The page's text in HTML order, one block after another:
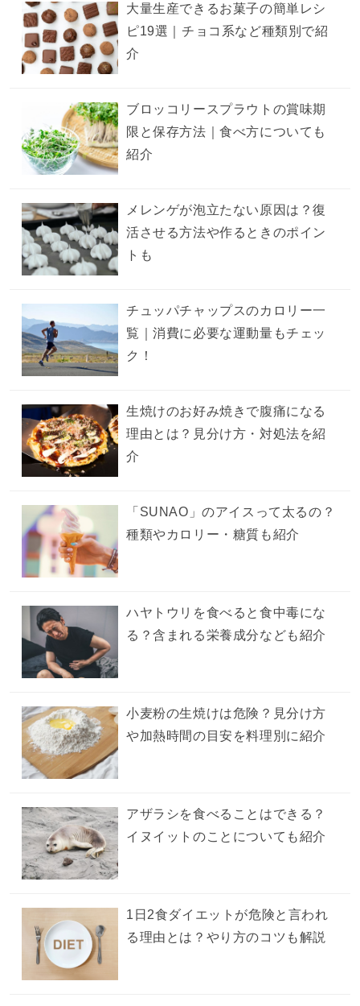
大量生産できるお菓子の簡単レシ
ピ19選｜チョコ系など種類別で紹
介
ブロッコリースプラウトの賞味期
限と保存方法｜食べ方についても
紹介
メレンゲが泡立たない原因は？復
活させる方法や作るときのポイン
トも
チュッパチャップスのカロリー一
覧｜消費に必要な運動量もチェッ
ク！
生焼けのお好み焼きで腹痛になる
理由とは？見分け方・対処法を紹
介
「SUNAO」のアイスって太るの？
種類やカロリー・糖質も紹介
ハヤトウリを食べると食中毒にな
る？含まれる栄養成分なども紹介
小麦粉の生焼けは危険？見分け方
や加熱時間の目安を料理別に紹介
アザラシを食べることはできる？
イヌイットのことについても紹介
1日2食ダイエットが危険と言われ
る理由とは？やり方のコツも解説